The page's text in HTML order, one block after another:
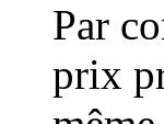
Par
prix